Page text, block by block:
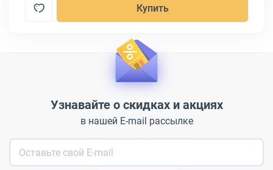
Купить
Узнавайте о скидках и акциях
в нашей E-mail рассылке